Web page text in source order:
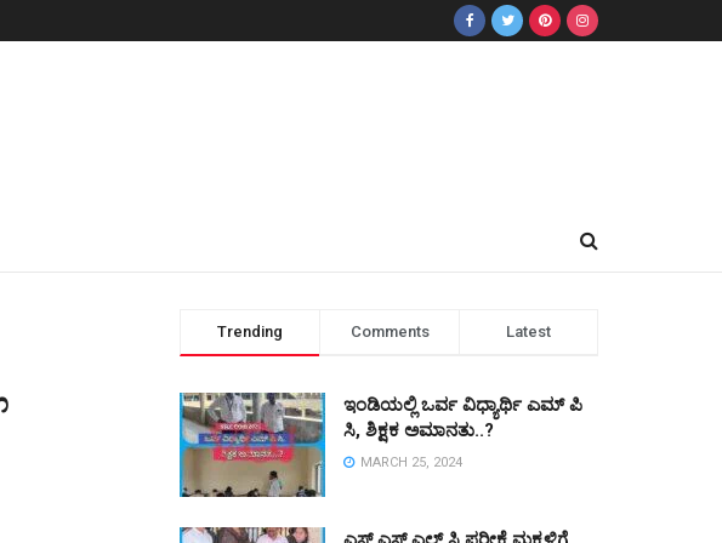
Trending Comments Latest
ಇಂಡಿಯಲ್ಲಿ ಒರ್ವ ವಿಧ್ಯಾರ್ಥಿ ಎಮ್ ಪಿ
ಸಿ, ಶಿಕ್ಷಕ ಅಮಾನತು..?
MARCH 25, 2024